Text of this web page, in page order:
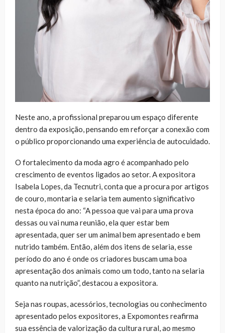
Neste ano, a profissional preparou um espaço diferente
dentro da exposição, pensando em reforçar a conexão com
o público proporcionando uma experiência de autocuidado.
O fortalecimento da moda agro é acompanhado pelo
crescimento de eventos ligados ao setor. A expositora
Isabela Lopes, da Tecnutri, conta que a procura por artigos
de couro, montaria e selaria tem aumento significativo
nesta época do ano: “A pessoa que vai para uma prova
dessas ou vai numa reunião, ela quer estar bem
apresentada, quer ser um animal bem apresentado e bem
nutrido também. Então, além dos itens de selaria, esse
período do ano é onde os criadores buscam uma boa
apresentação dos animais como um todo, tanto na selaria
quanto na nutrição”, destacou a expositora.
Seja nas roupas, acessórios, tecnologias ou conhecimento
apresentado pelos expositores, a Expomontes reafirma
sua essência de valorização da cultura rural, ao mesmo